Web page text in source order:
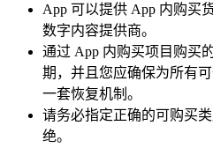
App 可以提供 App 内购买
数字内容提供商。
通过 App 内购买项目购买
期，并且您应确保为所有
一套恢复机制。
请务必指定正确的可购买
绝。